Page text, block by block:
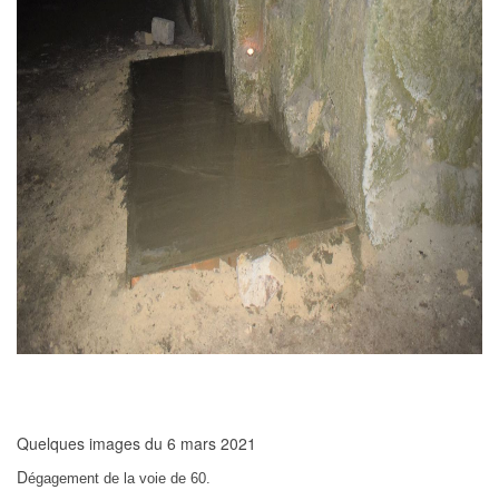
Quelques images du 6 mars 2021
Dégagement de la voie de 60.